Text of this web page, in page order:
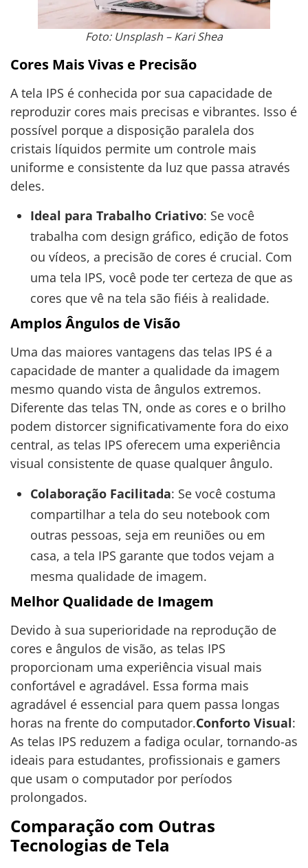
Foto: Unsplash – Kari Shea
Cores Mais Vivas e Precisão
A tela IPS é conhecida por sua capacidade de
reproduzir cores mais precisas e vibrantes. Isso é
possível porque a disposição paralela dos
cristais líquidos permite um controle mais
uniforme e consistente da luz que passa através
deles.
Ideal para Trabalho Criativo: Se você
trabalha com design gráfico, edição de fotos
ou vídeos, a precisão de cores é crucial. Com
uma tela IPS, você pode ter certeza de que as
cores que vê na tela são fiéis à realidade.
Amplos Ângulos de Visão
Uma das maiores vantagens das telas IPS é a
capacidade de manter a qualidade da imagem
mesmo quando vista de ângulos extremos.
Diferente das telas TN, onde as cores e o brilho
podem distorcer significativamente fora do eixo
central, as telas IPS oferecem uma experiência
visual consistente de quase qualquer ângulo.
Colaboração Facilitada: Se você costuma
compartilhar a tela do seu notebook com
outras pessoas, seja em reuniões ou em
casa, a tela IPS garante que todos vejam a
mesma qualidade de imagem.
Melhor Qualidade de Imagem
Devido à sua superioridade na reprodução de
cores e ângulos de visão, as telas IPS
proporcionam uma experiência visual mais
confortável e agradável. Essa forma mais
agradável é essencial para quem passa longas
horas na frente do computador.Conforto Visual:
As telas IPS reduzem a fadiga ocular, tornando-as
ideais para estudantes, profissionais e gamers
que usam o computador por períodos
prolongados.
Comparação com Outras
Tecnologias de Tela